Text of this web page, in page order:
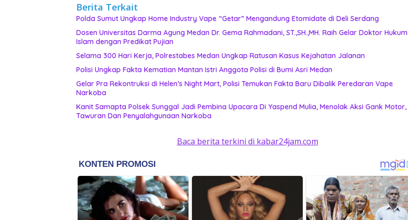
Berita Terkait
‎Polda Sumut Ungkap Home Industry Vape “Getar” Mengandung Etomidate di Deli Serdang ‎
Dosen Universitas Darma Agung Medan Dr. Gema Rahmadani, ST.,SH.,MH. Raih Gelar Doktor Hukum
Islam dengan Predikat Pujian
Selama 300 Hari Kerja, Polrestabes Medan Ungkap Ratusan Kasus Kejahatan Jalanan
Polisi Ungkap Fakta Kematian Mantan Istri Anggota Polisi di Bumi Asri Medan
Gelar Pra Rekontruksi di Helen’s Night Mart, Polisi Temukan Fakta Baru Dibalik Peredaran Vape
Narkoba
Kanit Samapta Polsek Sunggal Jadi Pembina Upacara Di Yaspend Mulia, Menolak Aksi Gank Motor,
Tawuran Dan Penyalahgunaan Narkoba
Baca berita terkini di kabar24jam.com